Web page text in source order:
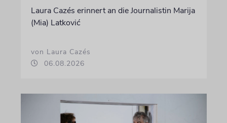
Laura Cazés erinnert an die Journalistin Marija
(Mia) Latković
von Laura Cazés
06.08.2026